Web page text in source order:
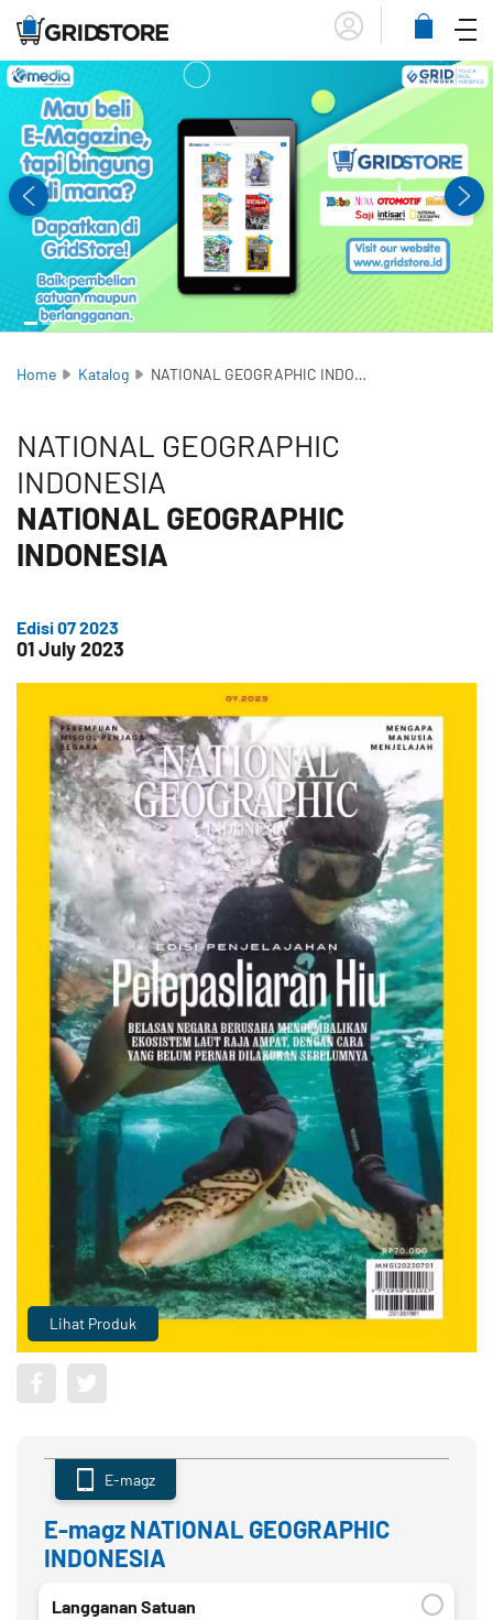
Lihat
Menu
Home Katalog NATIONAL GEOGRAPHIC INDONESIA
NATIONAL GEOGRAPHIC
INDONESIA
NATIONAL GEOGRAPHIC
INDONESIA
Edisi 07 2023
01 July 2023
Lihat Produk
E-magz NATIONAL GEOGRAPHIC
INDONESIA
E-magz
Langganan Satuan